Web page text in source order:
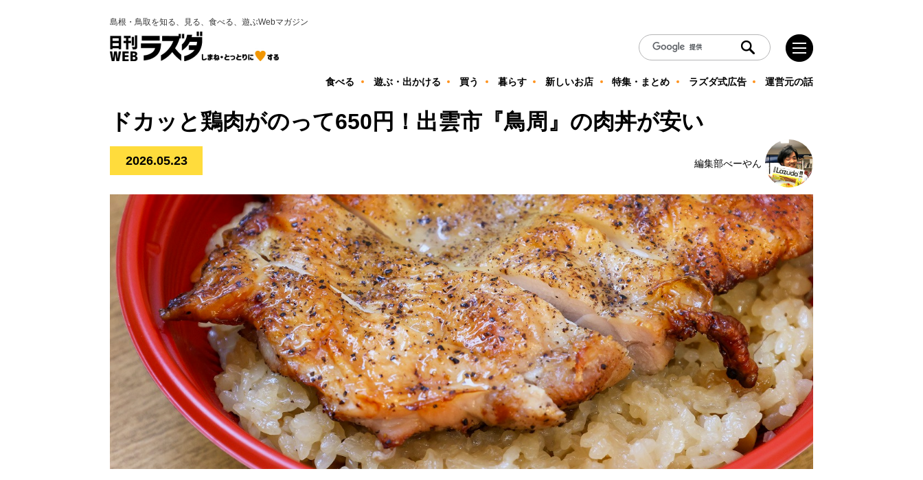
島根・鳥取を知る、見る、食べる、遊ぶWebマガジン
食べる 遊ぶ・出かける 買う 暮らす 新しいお店 特集・まとめ ラズダ式広告 運営元の話
ドカッと鶏肉がのって650円！出雲市『鳥周』の肉丼が安い
2026.05.23 編集部べーやん